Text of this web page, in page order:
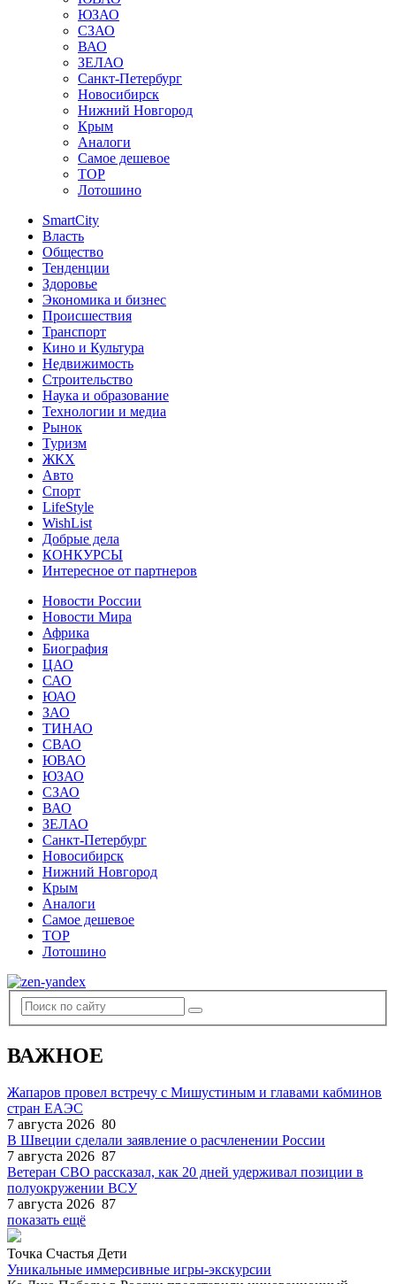
ЮЗАО
СЗАО
ВАО
ЗЕЛАО
Санкт-Петербург
Новосибирск
Нижний Новгород
Крым
Аналоги
Самое дешевое
TOP
Лотошино
SmartCity
Власть
Общество
Тенденции
Здоровье
Экономика и бизнес
Происшествия
Транспорт
Кино и Культура
Недвижимость
Строительство
Наука и образование
Технологии и медиа
Рынок
Туризм
ЖКХ
Авто
Спорт
LifeStyle
WishList
Добрые дела
КОНКУРСЫ
Интересное от партнеров
Новости России
Новости Мира
Африка
Биография
ЦАО
САО
ЮАО
ЗАО
ТИНАО
СВАО
ЮВАО
ЮЗАО
СЗАО
ВАО
ЗЕЛАО
Санкт-Петербург
Новосибирск
Нижний Новгород
Крым
Аналоги
Самое дешевое
TOP
Лотошино
ВАЖНОЕ
Жапаров провел встречу с Мишустиным и главами кабминов
стран ЕАЭС
7 августа 2026 80
В Швеции сделали заявление о расчленении России
7 августа 2026 87
Ветеран СВО рассказал, как 20 дней удерживал позиции в
полуокружении ВСУ
7 августа 2026 87
показать ещё
Точка Счастья Дети
Уникальные иммерсивные игры-экскурсии